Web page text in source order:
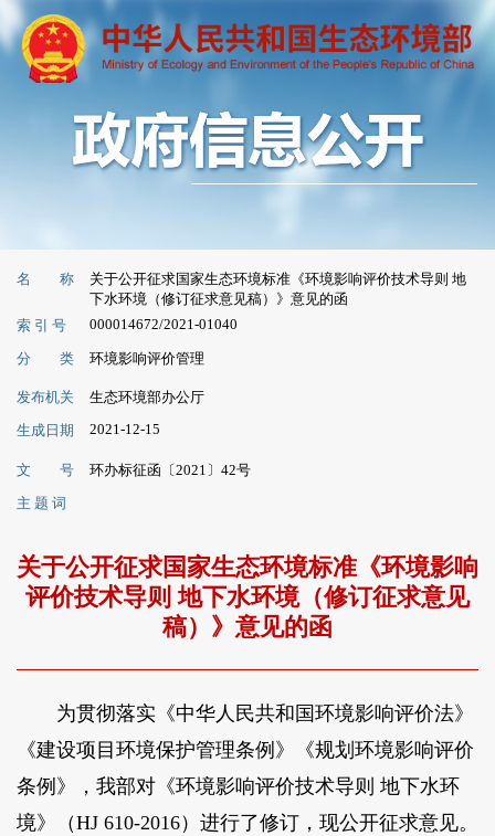
名 称
关于公开征求国家生态环境标准《环境影响评价技术导则 地
下水环境（修订征求意见稿）》意见的函
索 引 号
000014672/2021-01040
分 类 环境影响评价管理
发布机关
生态环境部办公厅
生成日期
2021-12-15
文 号
环办标征函〔2021〕42号
主 题 词
关于公开征求国家生态环境标准《环境影响
评价技术导则 地下水环境（修订征求意见
稿）》意见的函
为贯彻落实《中华人民共和国环境影响评价法》
《建设项目环境保护管理条例》《规划环境影响评价
条例》，我部对《环境影响评价技术导则 地下水环
境》（HJ 610-2016）进行了修订，现公开征求意见。